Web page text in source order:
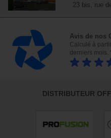
23 bis, rue
Avis de nos
Calculé à
derniers mois. *
DISTRIBUTEUR